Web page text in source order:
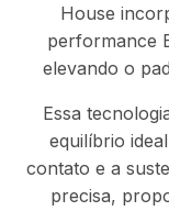
House
performance
elevando o
Essa
equilíbrio
contato e a
precisa,